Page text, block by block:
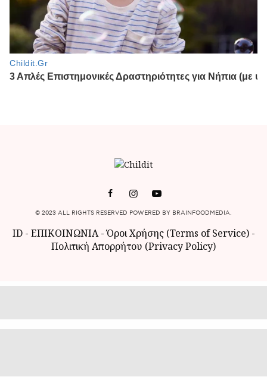
© 2023 ALL RIGHTS RESERVED POWERED BY BRAINFOODMEDIA.
ID- ΕΠΙΚΟΙΝΩΝΙΑ-Όροι Χρήσης (Terms of Service)-
Πολιτική Απορρήτου (Privacy Policy)